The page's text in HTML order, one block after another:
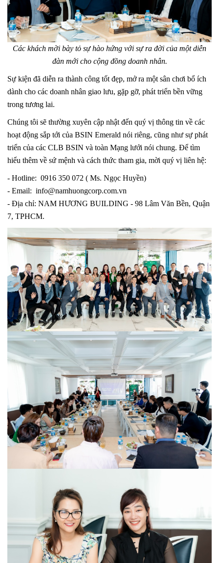
Các khách mời bày tỏ sự hào hứng với sự ra đời của một diễn
đàn mới cho cộng đồng doanh nhân.
Sự kiện đã diễn ra thành công tốt đẹp, mở ra một sân chơi bổ ích
dành cho các doanh nhân giao lưu, gặp gỡ, phát triển bền vững
trong tương lai.
Chúng tôi sẽ thường xuyên cập nhật đến quý vị thông tin về các
hoạt động sắp tới của BSIN Emerald nói riêng, cũng như sự phát
triển của các CLB BSIN và toàn Mạng lưới nói chung. Để tìm
hiểu thêm về sứ mệnh và cách thức tham gia, mời quý vị liên hệ:
- Hotline: 0916 350 072 ( Ms. Ngọc Huyền)
- Email: info@namhuongcorp.com.vn
- Địa chỉ: NAM HƯƠNG BUILDING - 98 Lâm Văn Bền, Quận
7, TPHCM.